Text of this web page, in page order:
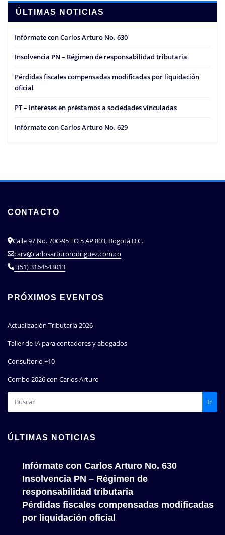
ÚLTIMAS NOTICIAS
Infórmate con Carlos Arturo No. 630
Insolvencia PN – Régimen de responsabilidad tributaria
Pérdidas fiscales compensadas modificadas por liquidación
oficial
PT – Intereses en préstamos a sociedades vinculadas
Infórmate con Carlos Arturo No. 629
CONTACTO
Calle 97 No. 70C-95 TO 5 AP 803, Bogotá D.C.
carv@carlosarturorodriguez.com.co
+(51) 3164543013
PRÓXIMOS EVENTOS
Actualización Tributaria 2026
Taller de IA para contadores y abogados
Consultorio +10
Combo 2026 con Carlos Arturo
Ir
ÚLTIMAS NOTICIAS
Infórmate con Carlos Arturo No. 630
Insolvencia PN – Régimen de
responsabilidad tributaria
Pérdidas fiscales compensadas modificadas
por liquidación oficial